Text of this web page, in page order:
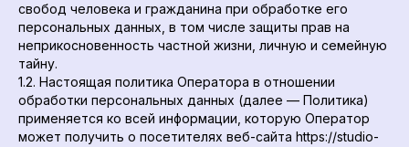
свобод человека и гражданина при обработке его
персональных данных, в том числе защиты прав на
неприкосновенность частной жизни, личную и семейную
тайну.
1.2. Настоящая политика Оператора в отношении
обработки персональных данных (далее — Политика)
применяется ко всей информации, которую Оператор
может получить о посетителях веб-сайта https://studio-